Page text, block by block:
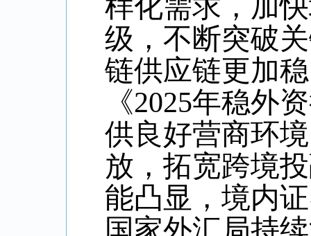
样化需求，加
级，不断突破
链供应链更加
《2025年稳外
供良好营商环
放，拓宽跨境
能凸显，境内